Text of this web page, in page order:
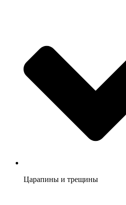
Царапины и трещины